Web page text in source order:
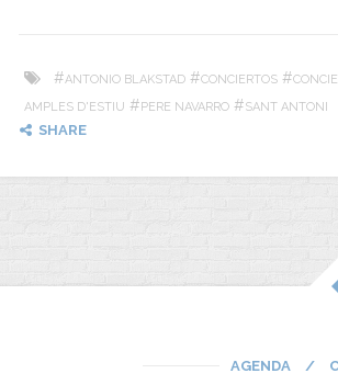
#ANTONIO BLAKSTAD #CONCIERTOS #
AMPLES D'ESTIU #PERE NAVARRO #SANT ANTONI
SHARE
AGENDA /